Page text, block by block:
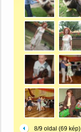
8/9 oldal (69 kép)